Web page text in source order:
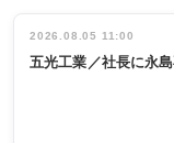
インタビュ
ー／社内ア
祝う 業界関
係者ら220人
出席
2026.08.05 11:00
五光工業／社長に永